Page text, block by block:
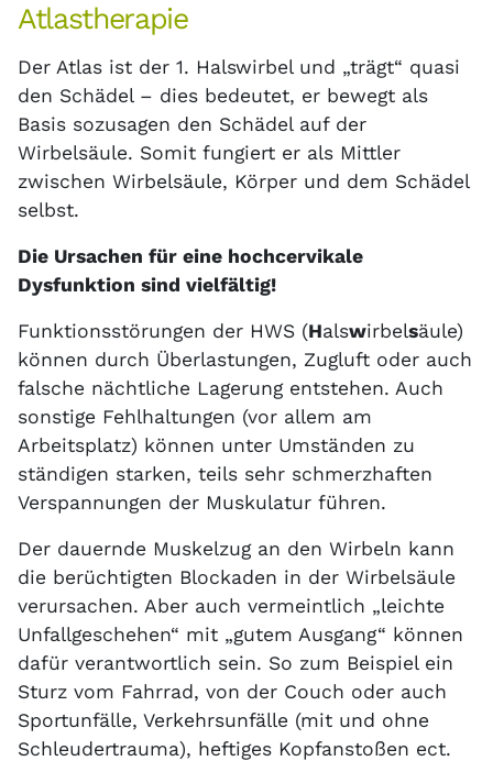
Atlastherapie
Der Atlas ist der 1. Halswirbel und „trägt“ quasi
den Schädel – dies bedeutet, er bewegt als
Basis sozusagen den Schädel auf der
Wirbelsäule. Somit fungiert er als Mittler
zwischen Wirbelsäule, Körper und dem Schädel
selbst.
Die Ursachen für eine hochcervikale
Dysfunktion sind vielfältig!
Funktionsstörungen der HWS (Halswirbelsäule)
können durch Überlastungen, Zugluft oder auch
falsche nächtliche Lagerung entstehen. Auch
sonstige Fehlhaltungen (vor allem am
Arbeitsplatz) können unter Umständen zu
ständigen starken, teils sehr schmerzhaften
Verspannungen der Muskulatur führen.
Der dauernde Muskelzug an den Wirbeln kann
die berüchtigten Blockaden in der Wirbelsäule
verursachen. Aber auch vermeintlich „leichte
Unfallgeschehen“ mit „gutem Ausgang“ können
dafür verantwortlich sein. So zum Beispiel ein
Sturz vom Fahrrad, von der Couch oder auch
Sportunfälle, Verkehrsunfälle (mit und ohne
Schleudertrauma), heftiges Kopfanstoßen ect.